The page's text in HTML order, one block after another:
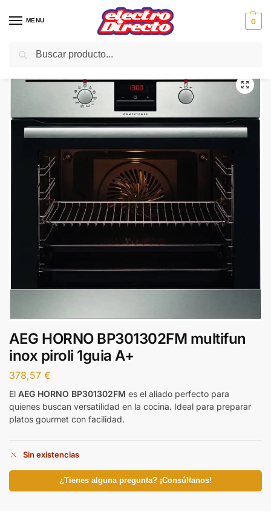
MENU 0
Inicio Gama blanca Hornos
AEG HORNO BP301302FM multifun
inox piroli 1guia A+
378,57 €
El AEG HORNO BP301302FM es el aliado perfecto para
quienes buscan versatilidad en la cocina. Ideal para preparar
platos gourmet con facilidad.
Sin existencias
¿Tienes alguna pregunta? ¡Consúltanos!